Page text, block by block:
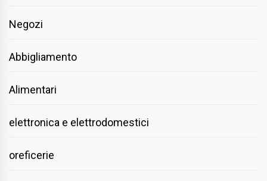
Negozi
Abbigliamento
Alimentari
elettronica e elettrodomestici
oreficerie